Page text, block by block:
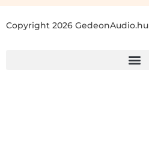
Copyright 2026 GedeonAudio.hu